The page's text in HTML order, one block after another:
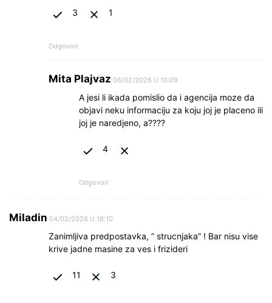
3 1
Odgovori
Mita Plajvaz 06/02/2026 U 10:09
A jesi li ikada pomislio da i agencija moze da
objavi neku informaciju za koju joj je placeno ili
joj je naredjeno, a????
4
Odgovori
Miladin 04/02/2026 U 18:10
Zanimljiva predpostavka, ” strucnjaka” ! Bar nisu vise
krive jadne masine za ves i frizideri
11 3